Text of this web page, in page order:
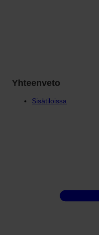
Yhteenveto
Sisätiloissa